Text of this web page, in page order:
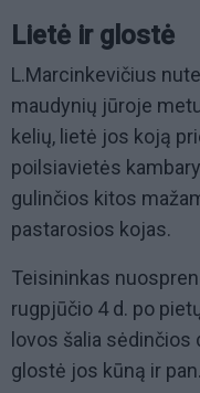
Lietė ir glostė
L.Marcinkevičius
maudynių jūroje
kelių, lietė jos koją
poilsiavietės
gulinčios kitos
pastarosios kojas.
Teisininkas
rugpjūčio 4 d. po
lovos šalia
glostė jos kūną ir pan.